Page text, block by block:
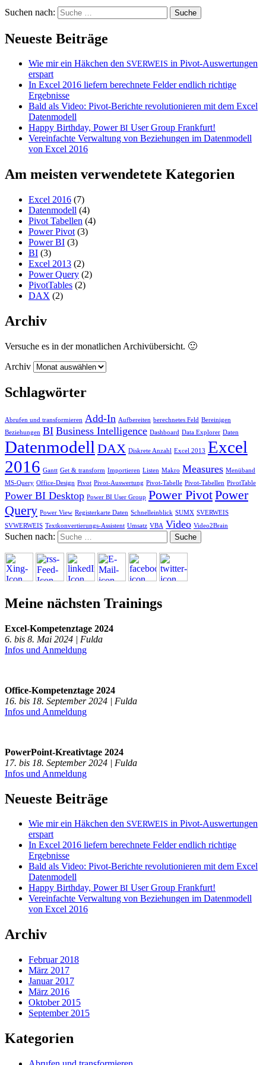
Suchen nach:
Neueste Beiträge
Wie mir ein Häkchen den SVERWEIS in Pivot-Auswertungen
erspart
In Excel 2016 liefern berechnete Felder endlich richtige
Ergebnisse
Bald als Video: Pivot-Berichte revolutionieren mit dem Excel
Datenmodell
Happy Birthday, PowerBI User Group Frankfurt!
Vereinfachte Verwaltung von Beziehungen im Datenmodell
von Excel 2016
Am meisten verwendetete Kategorien
Excel 2016 (7)
Datenmodell (4)
Pivot Tabellen (4)
Power Pivot (3)
Power BI (3)
BI (3)
Excel 2013 (2)
Power Query (2)
PivotTables (2)
DAX (2)
Archiv
Versuche es in der monatlichen Archivübersicht. 🙂
Archiv
Schlagwörter
Abrufen und transformieren Add-In Aufbereiten berechnetes Feld Bereinigen
Beziehungen BI Business Intelligence Dashboard Data Explorer Daten
Datenmodell DAX Diskrete Anzahl Excel 2013 Excel
2016 Gantt Get & transform Importieren Listen Makro Measures Menüband
MS-Query Office-Design Pivot Pivot-Auswertung Pivot-Tabelle Pivot-Tabellen PivotTable
Power BI Desktop Power BI User Group Power PivotPower
Query Power View Registerkarte Daten Schnelleinblick SUMX SVERWEIS
SVWERWEIS Textkonvertierungs-Assistent Umsatz VBA Video Video2Brain
Suchen nach:
Meine nächsten Trainings
Excel-Kompetenztage 2024
6. bis 8. Mai 2024 | Fulda
Infos und Anmeldung
Office-Kompetenztage 2024
16. bis 18. September 2024 | Fulda
Infos und Anmeldung
PowerPoint-Kreativtage 2024
17. bis 18. September 2024 | Fulda
Infos und Anmeldung
Neueste Beiträge
Wie mir ein Häkchen den SVERWEIS in Pivot-Auswertungen
erspart
In Excel 2016 liefern berechnete Felder endlich richtige
Ergebnisse
Bald als Video: Pivot-Berichte revolutionieren mit dem Excel
Datenmodell
Happy Birthday, PowerBI User Group Frankfurt!
Vereinfachte Verwaltung von Beziehungen im Datenmodell
von Excel 2016
Archiv
Februar 2018
März 2017
Januar 2017
März 2016
Oktober 2015
September 2015
Kategorien